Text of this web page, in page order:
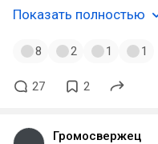
Показать полностью
8 2 1 1
27 2
Громосвержец